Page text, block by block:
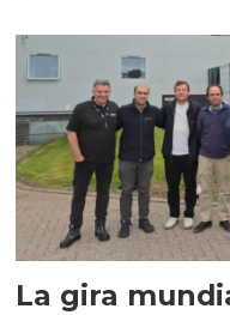
La gira